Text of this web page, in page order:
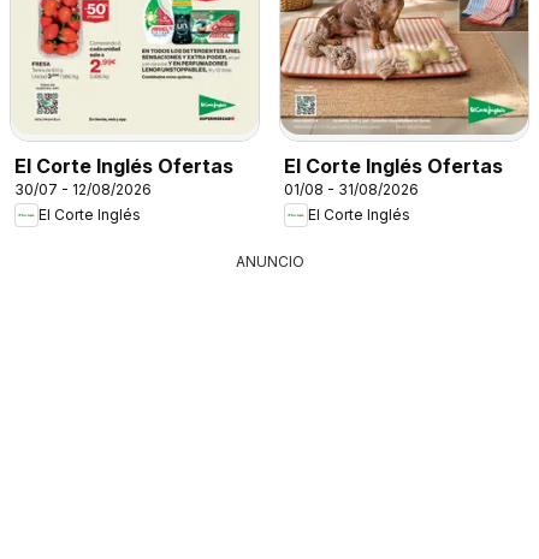
El Corte Inglés Ofertas
30/07 - 12/08/2026
El Corte Inglés
El Corte Inglés Ofertas
01/08 - 31/08/2026
El Corte Inglés
ANUNCIO